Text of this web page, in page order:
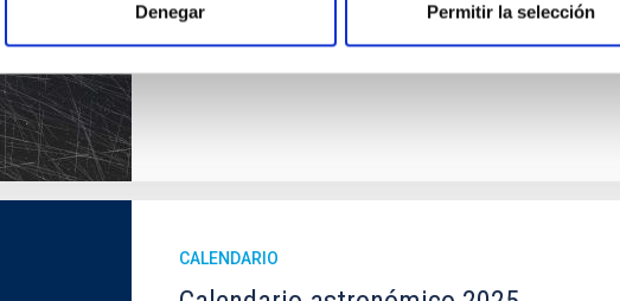
Denegar Permitir la selección
CALENDARIO